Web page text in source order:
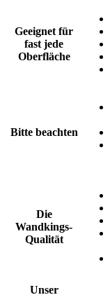
Geeignet für
fast jede
Oberfläche
Bitte beachten
Die
Wandkings-
Qualität
Unser